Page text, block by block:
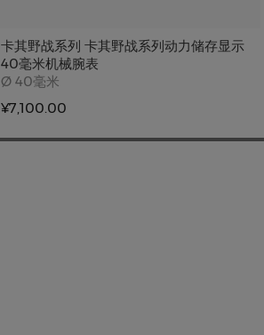
卡其野战系列 卡其野战系列动力储存显示
40毫米机械腕表
Ø Case size
40毫米
¥7,100.00